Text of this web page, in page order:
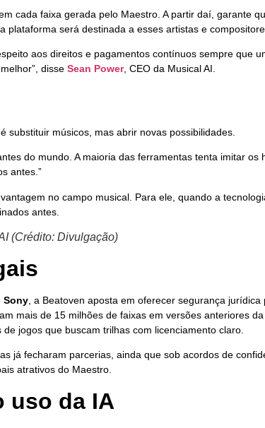
cada faixa gerada pelo Maestro. A partir daí, garante
será destinada a esses artistas e
aos direitos e pagamentos contínuos sempre que
disse Sean Power, CEO da Musical AI.
é substituir músicos, mas abrir novas possibilidades.
do mundo. A maioria das ferramentas tenta imitar os
antes.”
no campo musical. Para ele, quando a
antes.
(Crédito: Divulgação)
Sony , a Beatoven aposta em oferecer segurança
mais de 15 milhões de faixas em versões anteriores
jogos que buscam trilhas com licenciamento claro.
já fecharam parcerias, ainda que sob acordos de
atrativos do Maestro.
uso da IA